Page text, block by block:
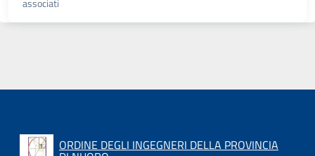
ORDINE DEGLI INGEGNERI DELLA PROVINCIA